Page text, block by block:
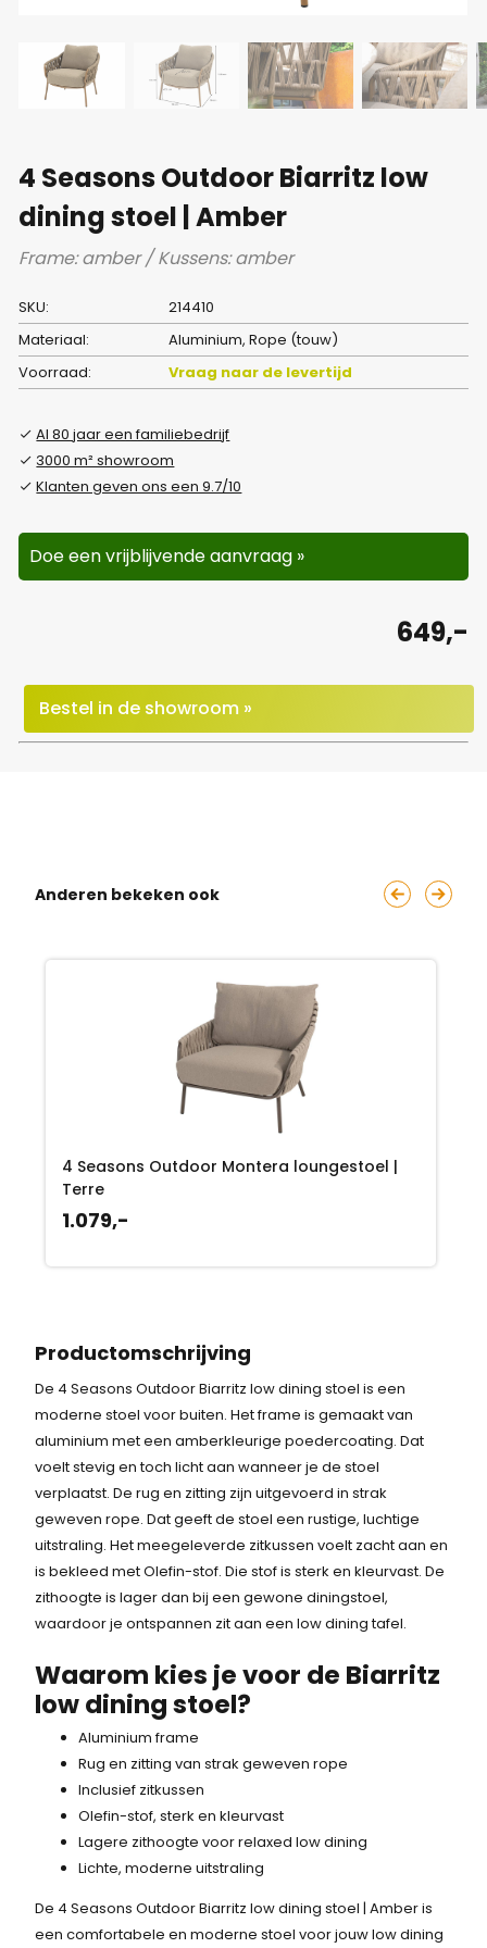
4 Seasons Outdoor Biarritz low
dining stoel | Amber
Frame: amber / Kussens: amber
SKU:
214410
Materiaal:
Aluminium, Rope (touw)
Voorraad:
Vraag naar de levertijd
Al 80 jaar een familiebedrijf
3000 m² showroom
Klanten geven ons een 9.7/10
Doe een vrijblijvende aanvraag »
649,-
Bestel in de showroom »
Anderen bekeken ook
4 Seasons Outdoor Montera loungestoel |
Terre
1.079,-
Productomschrijving
De 4 Seasons Outdoor Biarritz low dining stoel is een
moderne stoel voor buiten. Het frame is gemaakt van
aluminium met een amberkleurige poedercoating. Dat
voelt stevig en toch licht aan wanneer je de stoel
verplaatst. De rug en zitting zijn uitgevoerd in strak
geweven rope. Dat geeft de stoel een rustige, luchtige
uitstraling. Het meegeleverde zitkussen voelt zacht aan en
is bekleed met Olefin-stof. Die stof is sterk en kleurvast. De
zithoogte is lager dan bij een gewone diningstoel,
waardoor je ontspannen zit aan een low dining tafel.
Waarom kies je voor de Biarritz
low dining stoel?
Aluminium frame
Rug en zitting van strak geweven rope
Inclusief zitkussen
Olefin-stof, sterk en kleurvast
Lagere zithoogte voor relaxed low dining
Lichte, moderne uitstraling
De 4 Seasons Outdoor Biarritz low dining stoel | Amber is
een comfortabele en moderne stoel voor jouw low dining